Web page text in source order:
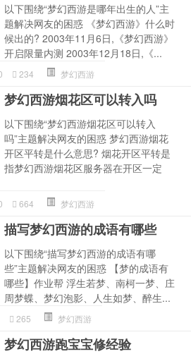
以下围绕“梦幻西游是哪年出生的人”主
题解决网友的困惑 《梦幻西游》什么时
候出的? 2003年11月6日,《梦幻西游》
开启限量内测 2003年12月18日,《...
234 梦幻西游
梦幻西游烟花区可以转入吗
以下围绕“梦幻西游烟花区可以转入
吗”主题解决网友的困惑 梦幻西游烟花
开区平转是什么意思? 烟花开区平转是
指梦幻西游烟花区服务器在开区一定
664 梦幻西游
描写梦幻西游的成语有哪些
以下围绕“描写梦幻西游的成语有哪
些”主题解决网友的困惑 【梦的成语有
哪些】作业帮 浮生若梦、南柯一梦、庄
周梦蝶、梦幻泡影、人生如梦、醉生...
265 梦幻西游
梦幻西游跑宝宝修经验